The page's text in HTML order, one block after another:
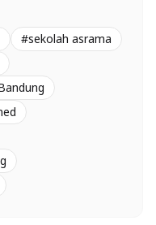
#sekolah asrama